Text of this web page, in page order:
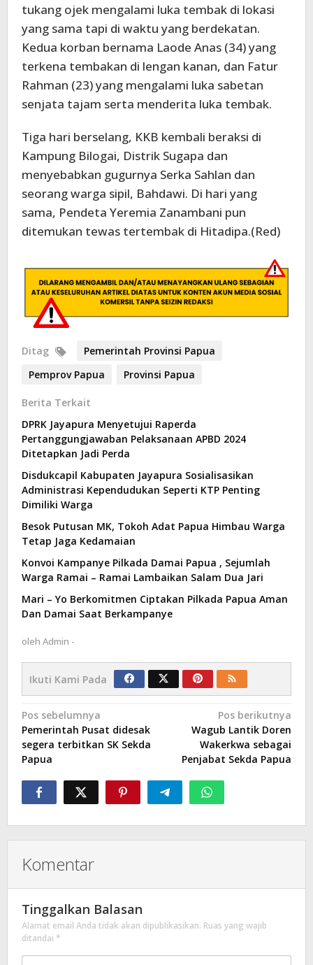
tukang ojek mengalami luka tembak di lokasi
yang sama tapi di waktu yang berdekatan.
Kedua korban bernama Laode Anas (34) yang
terkena tembakan di lengan kanan, dan Fatur
Rahman (23) yang mengalami luka sabetan
senjata tajam serta menderita luka tembak.
Tiga hari berselang, KKB kembali beraksi di
Kampung Bilogai, Distrik Sugapa dan
menyebabkan gugurnya Serka Sahlan dan
seorang warga sipil, Bahdawi. Di hari yang
sama, Pendeta Yeremia Zanambani pun
ditemukan tewas tertembak di Hitadipa.(Red)
Ditag
Pemerintah Provinsi Papua
Pemprov Papua
Provinsi Papua
Berita Terkait
DPRK Jayapura Menyetujui Raperda
Pertanggungjawaban Pelaksanaan APBD 2024
Ditetapkan Jadi Perda
Disdukcapil Kabupaten Jayapura Sosialisasikan
Administrasi Kependudukan Seperti KTP Penting
Dimiliki Warga
Besok Putusan MK, Tokoh Adat Papua Himbau Warga
Tetap Jaga Kedamaian
Konvoi Kampanye Pilkada Damai Papua , Sejumlah
Warga Ramai – Ramai Lambaikan Salam Dua Jari
Mari – Yo Berkomitmen Ciptakan Pilkada Papua Aman
Dan Damai Saat Berkampanye
oleh Admin -
Ikuti Kami Pada
Navigasi
pos
Pos sebelumnya
Pemerintah Pusat didesak
segera terbitkan SK Sekda
Papua
Pos berikutnya
Wagub Lantik Doren
Wakerkwa sebagai
Penjabat Sekda Papua
Komentar
Tinggalkan Balasan
Alamat email Anda tidak akan dipublikasikan. Ruas yang wajib
ditandai *